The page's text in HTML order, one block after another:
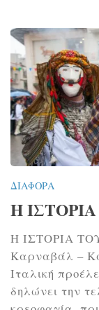
ΔΙΆΦΟΡΑ
Η
Η ΙΣΤΟΡΙΑ
Καρναβάλ –
Ιταλική
δηλώνει την